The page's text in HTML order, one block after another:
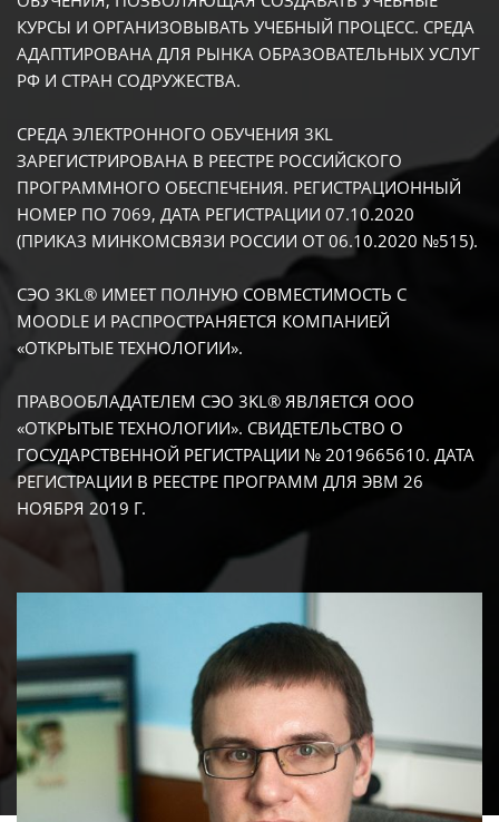
КУРСЫ И ОРГАНИЗОВЫВАТЬ УЧЕБНЫЙ ПРОЦЕСС. СРЕДА
АДАПТИРОВАНА ДЛЯ РЫНКА ОБРАЗОВАТЕЛЬНЫХ УСЛУГ
РФ И СТРАН СОДРУЖЕСТВА.
СРЕДА ЭЛЕКТРОННОГО ОБУЧЕНИЯ 3KL
ЗАРЕГИСТРИРОВАНА В РЕЕСТРЕ РОССИЙСКОГО
ПРОГРАММНОГО ОБЕСПЕЧЕНИЯ. РЕГИСТРАЦИОННЫЙ
НОМЕР ПО 7069, ДАТА РЕГИСТРАЦИИ 07.10.2020
(ПРИКАЗ МИНКОМСВЯЗИ РОССИИ ОТ 06.10.2020 №515).
СЭО 3KL® ИМЕЕТ ПОЛНУЮ СОВМЕСТИМОСТЬ С
MOODLE И РАСПРОСТРАНЯЕТСЯ КОМПАНИЕЙ
«ОТКРЫТЫЕ ТЕХНОЛОГИИ».
ПРАВООБЛАДАТЕЛЕМ СЭО 3KL® ЯВЛЯЕТСЯ ООО
«ОТКРЫТЫЕ ТЕХНОЛОГИИ». СВИДЕТЕЛЬСТВО О
ГОСУДАРСТВЕННОЙ РЕГИСТРАЦИИ № 2019665610. ДАТА
РЕГИСТРАЦИИ В РЕЕСТРЕ ПРОГРАММ ДЛЯ ЭВМ 26
НОЯБРЯ 2019 Г.